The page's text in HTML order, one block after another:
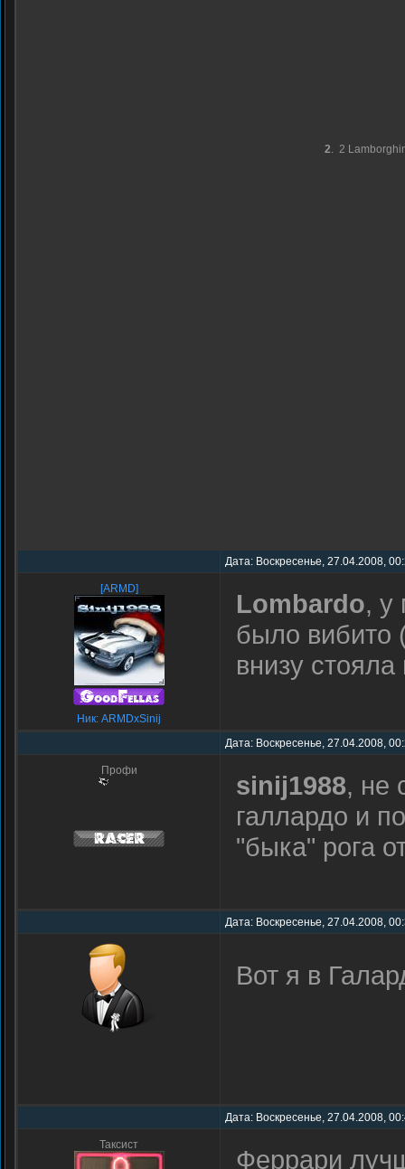
2. 2
Дата: Воскресенье, 27.04.2008,
[ARMD]
Ник: ARMDxSinij
Lombardo, у
было вибито
внизу
Дата: Воскресенье, 27.04.2008,
Профи sinij1988, не
галлардо и
"быка" рога
Дата: Воскресенье, 27.04.2008,
Вот я в
Дата: Воскресенье, 27.04.2008,
Таксист Феррари